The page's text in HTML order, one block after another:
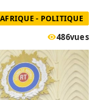
AFRIQUE - POLITIQUE
486vues